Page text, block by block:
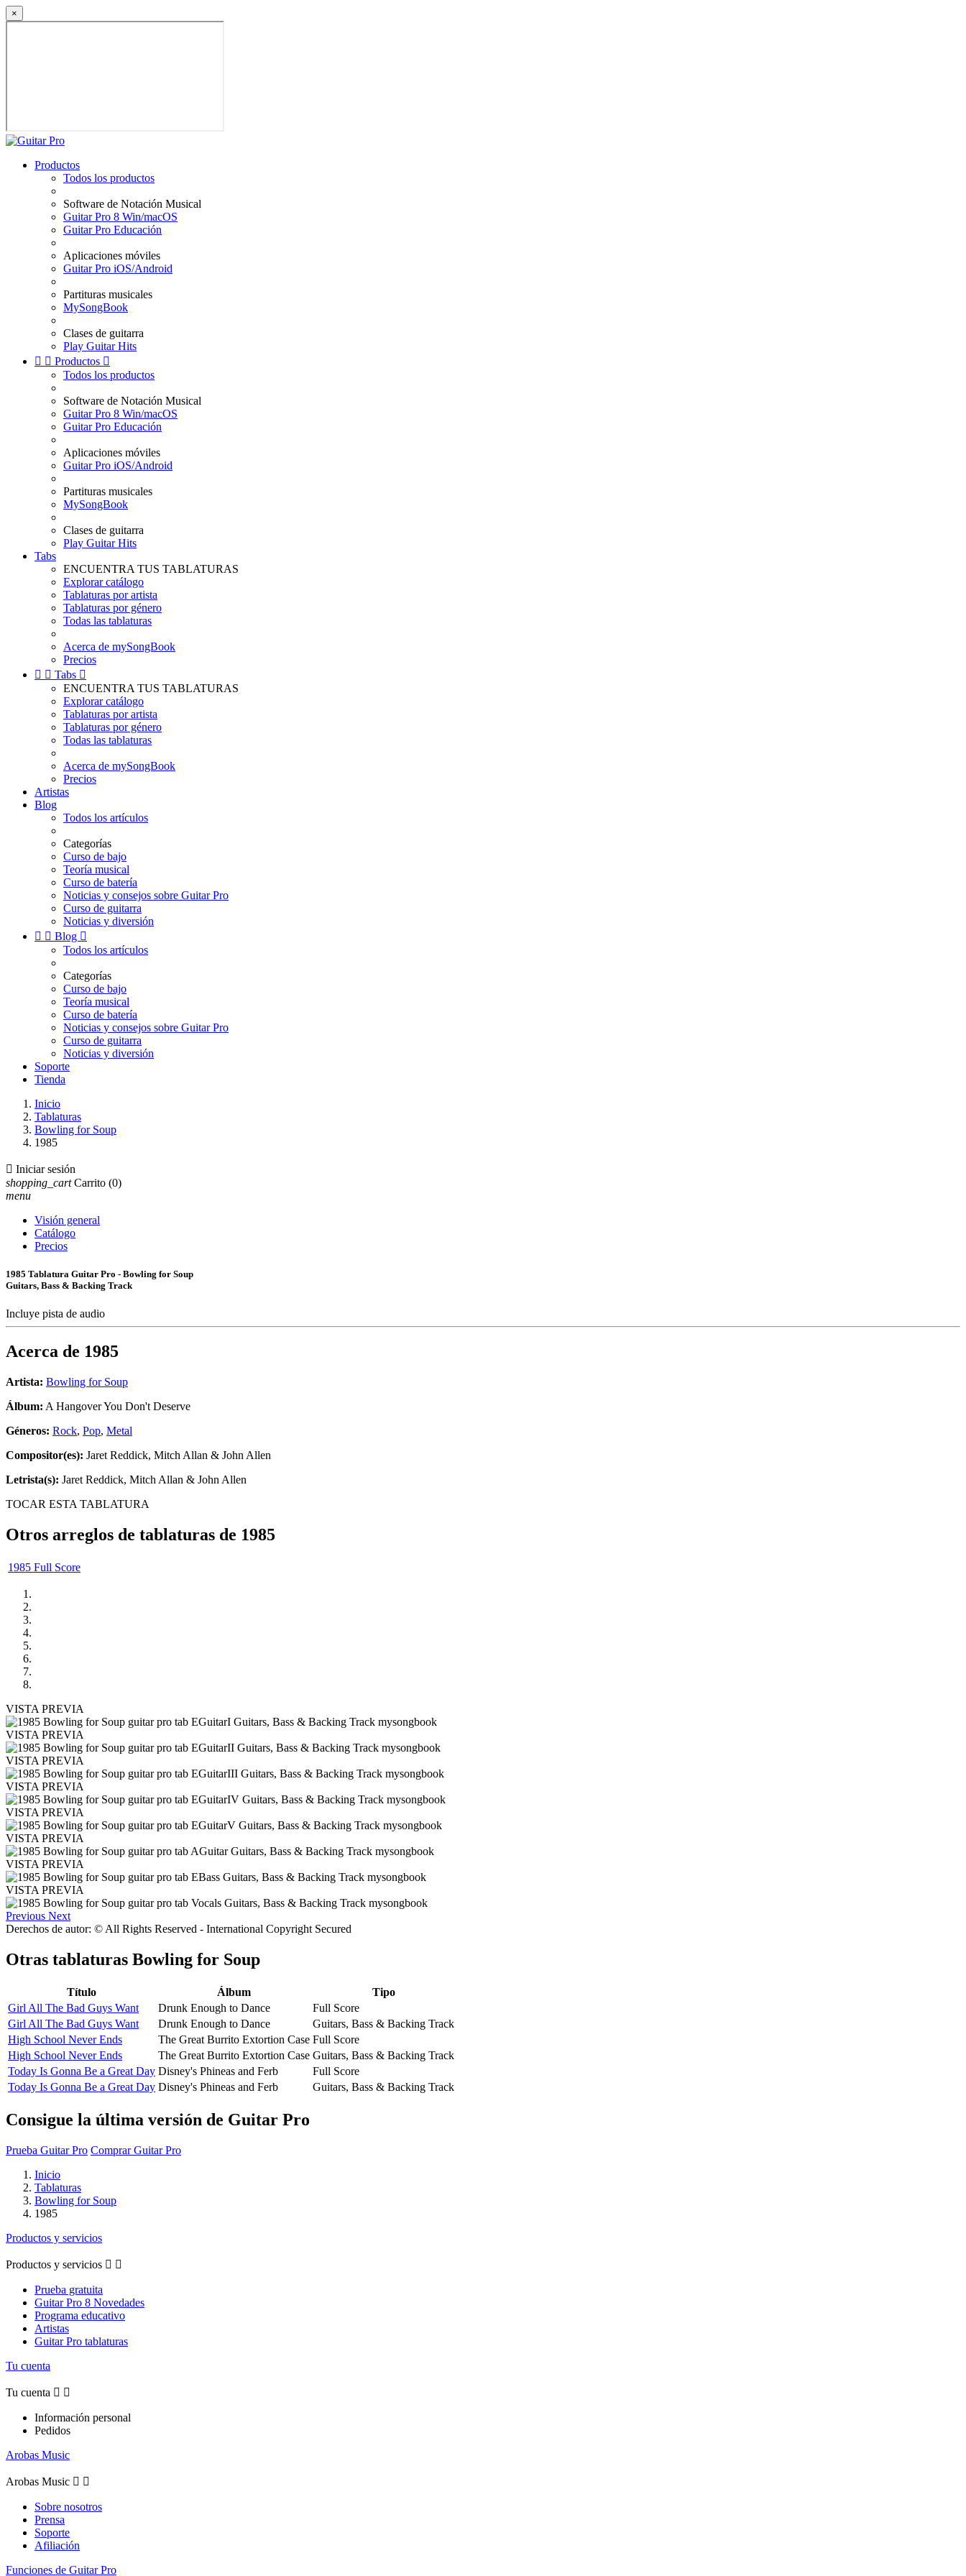
×
Productos
Todos los productos
Software de Notación Musical
Guitar Pro 8 Win/macOS
Guitar Pro Educación
Aplicaciones móviles
Guitar Pro iOS/Android
Partituras musicales
MySongBook
Clases de guitarra
Play Guitar Hits
  Productos 
Todos los productos
Software de Notación Musical
Guitar Pro 8 Win/macOS
Guitar Pro Educación
Aplicaciones móviles
Guitar Pro iOS/Android
Partituras musicales
MySongBook
Clases de guitarra
Play Guitar Hits
Tabs
ENCUENTRA TUS TABLATURAS
Explorar catálogo
Tablaturas por artista
Tablaturas por género
Todas las tablaturas
Acerca de mySongBook
Precios
  Tabs 
ENCUENTRA TUS TABLATURAS
Explorar catálogo
Tablaturas por artista
Tablaturas por género
Todas las tablaturas
Acerca de mySongBook
Precios
Artistas
Blog
Todos los artículos
Categorías
Curso de bajo
Teoría musical
Curso de batería
Noticias y consejos sobre Guitar Pro
Curso de guitarra
Noticias y diversión
  Blog 
Todos los artículos
Categorías
Curso de bajo
Teoría musical
Curso de batería
Noticias y consejos sobre Guitar Pro
Curso de guitarra
Noticias y diversión
Soporte
Tienda
Inicio
Tablaturas
Bowling for Soup
1985
 Iniciar sesión
shopping_cart Carrito (0)
menu
Visión general
Catálogo
Precios
1985 Tablatura Guitar Pro - Bowling for Soup
Guitars, Bass & Backing Track
Incluye pista de audio
Acerca de 1985
Artista: Bowling for Soup
Álbum: A Hangover You Don't Deserve
Géneros: Rock, Pop, Metal
Compositor(es): Jaret Reddick, Mitch Allan & John Allen
Letrista(s): Jaret Reddick, Mitch Allan & John Allen
TOCAR ESTA TABLATURA
Otros arreglos de tablaturas de 1985
1985 Full Score
VISTA PREVIA
VISTA PREVIA
VISTA PREVIA
VISTA PREVIA
VISTA PREVIA
VISTA PREVIA
VISTA PREVIA
VISTA PREVIA
Previous Next
Derechos de autor: © All Rights Reserved - International Copyright Secured
Otras tablaturas Bowling for Soup
Título Álbum
Tipo
Girl All The Bad Guys Want
Drunk Enough to Dance
Full Score
Girl All The Bad Guys Want
Drunk Enough to Dance
Guitars, Bass & Backing Track
High School Never Ends
The Great Burrito Extortion Case Full Score
High School Never Ends
The Great Burrito Extortion Case Guitars, Bass & Backing Track
Today Is Gonna Be a Great Day Disney's Phineas and Ferb
Full Score
Today Is Gonna Be a Great Day Disney's Phineas and Ferb Guitars, Bass & Backing Track
Consigue la última versión de Guitar Pro
Prueba Guitar Pro Comprar Guitar Pro
Inicio
Tablaturas
Bowling for Soup
1985
Productos y servicios
Productos y servicios  
Prueba gratuita
Guitar Pro 8 Novedades
Programa educativo
Artistas
Guitar Pro tablaturas
Tu cuenta
Tu cuenta  
Información personal
Pedidos
Arobas Music
Arobas Music  
Sobre nosotros
Prensa
Soporte
Afiliación
Funciones de Guitar Pro